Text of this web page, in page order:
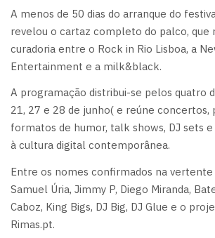
A menos de 50 dias do arranque do
revelou o cartaz completo do palco, que
curadoria entre o Rock in Rio Lisboa, a
Entertainment e a milk&black.
A programação distribui-se pelos quatro
21, 27 e 28 de junho( e reúne concertos,
formatos de humor, talk shows, DJ sets
à cultura digital contemporânea.
Entre os nomes confirmados na
Samuel Úria, Jimmy P, Diego Miranda,
Caboz, King Bigs, DJ Big, DJ Glue e o
Rimas.pt.